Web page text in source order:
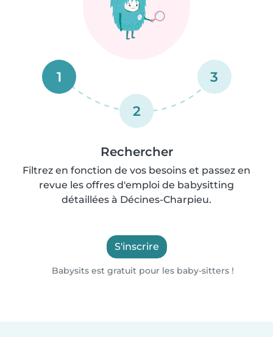
1
2
3
Rechercher
Filtrez en fonction de vos besoins et passez en
revue les offres d'emploi de babysitting
détaillées à Décines-Charpieu.
S'inscrire
Babysits est gratuit pour les baby-sitters !